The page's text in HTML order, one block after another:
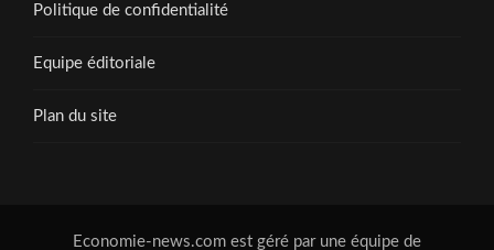
Politique de confidentialité
Equipe éditoriale
Plan du site
Economie-news.com est géré par une équipe de